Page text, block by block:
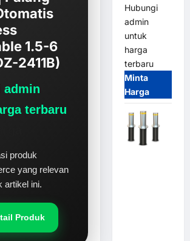
1.5-6
2411B)
admin
terbaru
produk
yang relevan
artikel ini.
Produk
Hubungi
admin
untuk
harga
terbaru
Minta
Harga